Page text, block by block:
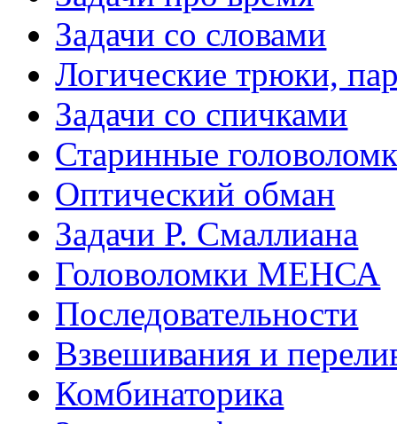
Задачи со словами
Логические трюки,
Задачи со спичками
Старинные
Оптический обман
Задачи Р. Смаллиана
Головоломки МЕНСА
Последовательности
Взвешивания и
Комбинаторика